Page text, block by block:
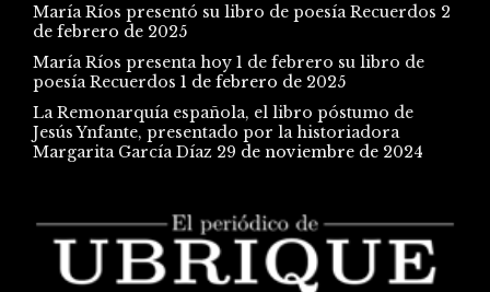
María Ríos presentó su libro de poesía Recuerdos 2
de febrero de 2025
María Ríos presenta hoy 1 de febrero su libro de
poesía Recuerdos 1 de febrero de 2025
La Remonarquía española, el libro póstumo de
Jesús Ynfante, presentado por la historiadora
Margarita García Díaz 29 de noviembre de 2024